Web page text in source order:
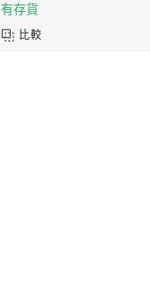
有存貨
比較